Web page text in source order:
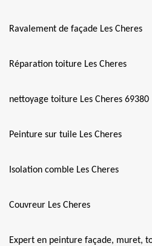
Ravalement de façade Les Cheres
Réparation toiture Les Cheres
nettoyage toiture Les Cheres 69380
Peinture sur tuile Les Cheres
Isolation comble Les Cheres
Couvreur Les Cheres
Expert en peinture façade, muret,